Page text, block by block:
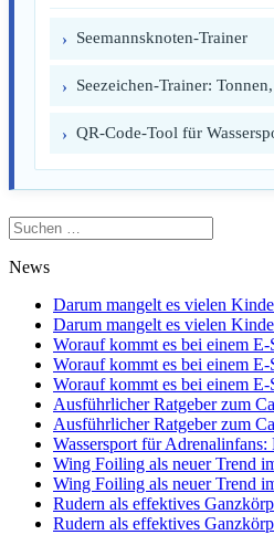
Seemannsknoten-Trainer
Seezeichen-Trainer:
QR-Code-Tool für
Suchen
nach:
News
Darum mangelt es vielen
Darum mangelt es vielen
Worauf kommt es bei einem
Worauf kommt es bei einem
Worauf kommt es bei einem
Ausführlicher Ratgeber zum
Ausführlicher Ratgeber zum
Wassersport für Adrenalinfans:
Wing Foiling als neuer Trend
Wing Foiling als neuer Trend
Rudern als effektives
Rudern als effektives